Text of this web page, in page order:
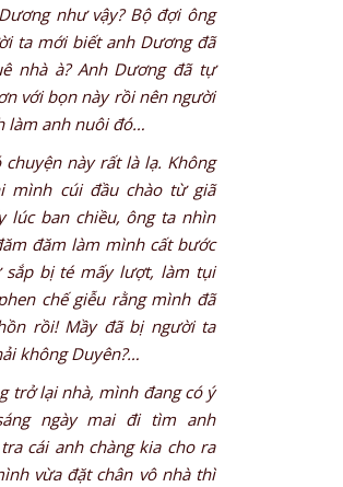
như vậy? Bộ đợi ông
ta mới biết anh Dương đã
nhà à? Anh Dương đã tự
với bọn này rồi nên người
làm anh nuôi đó…
này rất là lạ. Không
mình cúi đầu chào từ giã
lúc ban chiều, ông ta nhìn
đăm làm mình cất bước
sắp bị té mấy lượt, làm tụi
chế giễu rằng mình đã
rồi! Mầy đã bị người ta
không Duyên?…
trở lại nhà, mình đang có ý
ngày mai đi tìm anh
cái anh chàng kia cho ra
vừa đặt chân vô nhà thì